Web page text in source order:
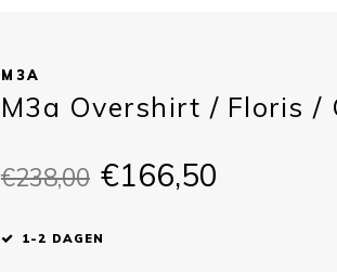
M3A
M3a Overshirt / Floris /
€238,00 €166,50
1-2 DAGEN